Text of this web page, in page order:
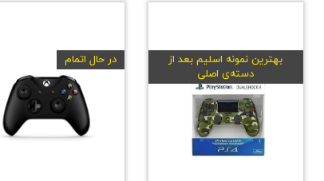
بهترین نمونه اسلیم بعد از
دسته‌ی اصلی
در حال اتمام